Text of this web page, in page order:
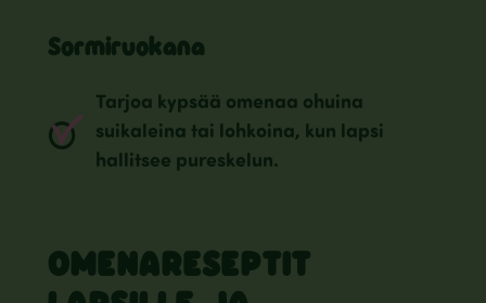
Sormiruokana
Tarjoa kypsää omenaa ohuina
suikaleina tai lohkoina, kun lapsi
hallitsee pureskelun.
OMENARESEPTIT